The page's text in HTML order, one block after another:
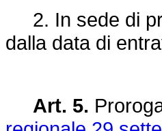
2. In sede di
dalla data di
Art. 5.